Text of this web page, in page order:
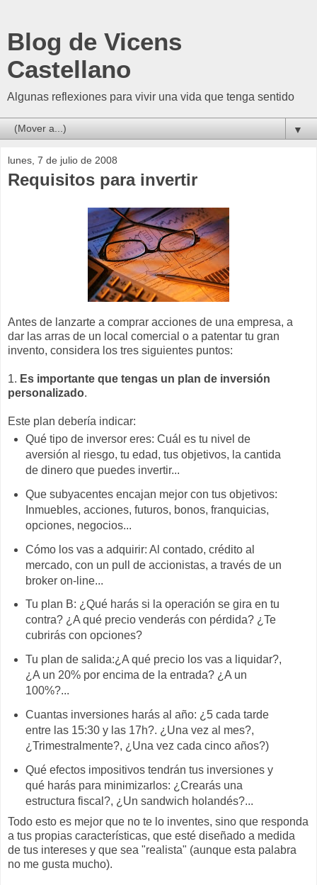
Blog de Vicens
Castellano
Algunas reflexiones para vivir una vida que tenga sentido
▼
lunes, 7 de julio de 2008
Requisitos para invertir
Antes de lanzarte a comprar acciones de una empresa, a
dar las arras de un local comercial o a patentar tu gran
invento, considera los tres siguientes puntos:
1. Es importante que tengas un plan de inversión
personalizado.
Este plan debería indicar:
Qué tipo de inversor eres: Cuál es tu nivel de
aversión al riesgo, tu edad, tus objetivos, la cantida
de dinero que puedes invertir...
Que subyacentes encajan mejor con tus objetivos:
Inmuebles, acciones, futuros, bonos, franquicias,
opciones, negocios...
Cómo los vas a adquirir: Al contado, crédito al
mercado, con un pull de accionistas, a través de un
broker on-line...
Tu plan B: ¿Qué harás si la operación se gira en tu
contra? ¿A qué precio venderás con pérdida? ¿Te
cubrirás con opciones?
Tu plan de salida:¿A qué precio los vas a liquidar?,
¿A un 20% por encima de la entrada? ¿A un
100%?...
Cuantas inversiones harás al año: ¿5 cada tarde
entre las 15:30 y las 17h?. ¿Una vez al mes?,
¿Trimestralmente?, ¿Una vez cada cinco años?)
Qué efectos impositivos tendrán tus inversiones y
qué harás para minimizarlos: ¿Crearás una
estructura fiscal?, ¿Un sandwich holandés?...
Todo esto es mejor que no te lo inventes, sino que responda
a tus propias características, que esté diseñado a medida
de tus intereses y que sea "realista" (aunque esta palabra
no me gusta mucho).